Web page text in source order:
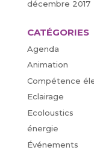
décembre 2017
CATÉGORIES
Agenda
Animation
Compétence
Eclairage
Ecoloustics
énergie
Événements